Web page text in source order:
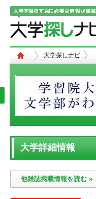
大学探しナビ
大学詳細情報
他雑誌掲載情報を読む »